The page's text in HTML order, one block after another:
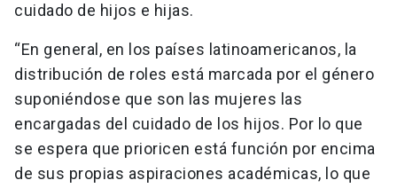
cuidado de hijos e hijas.
“En general, en los países latinoamericanos, la
distribución de roles está marcada por el género
suponiéndose que son las mujeres las
encargadas del cuidado de los hijos. Por lo que
se espera que prioricen está función por encima
de sus propias aspiraciones académicas, lo que